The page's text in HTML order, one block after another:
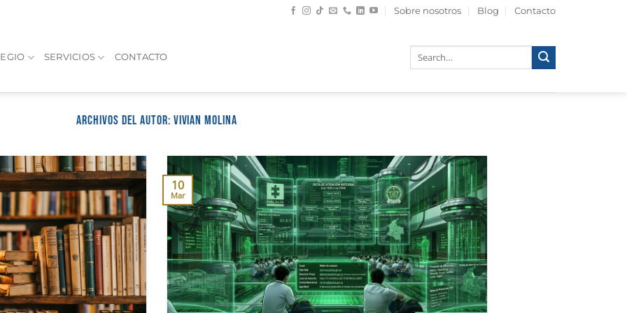
Sobre nosotros Blog Contacto
SERVICIOS CONTACTO
ARCHIVOS DEL AUTOR: VIVIAN MOLINA
10
Mar